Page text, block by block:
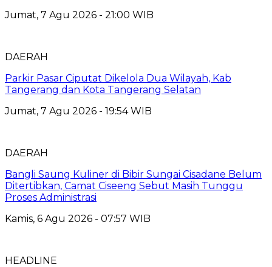
Jumat, 7 Agu 2026 - 21:00 WIB
DAERAH
Parkir Pasar Ciputat Dikelola Dua Wilayah, Kab
Tangerang dan Kota Tangerang Selatan
Jumat, 7 Agu 2026 - 19:54 WIB
DAERAH
Bangli Saung Kuliner di Bibir Sungai Cisadane Belum
Ditertibkan, Camat Ciseeng Sebut Masih Tunggu
Proses Administrasi
Kamis, 6 Agu 2026 - 07:57 WIB
HEADLINE